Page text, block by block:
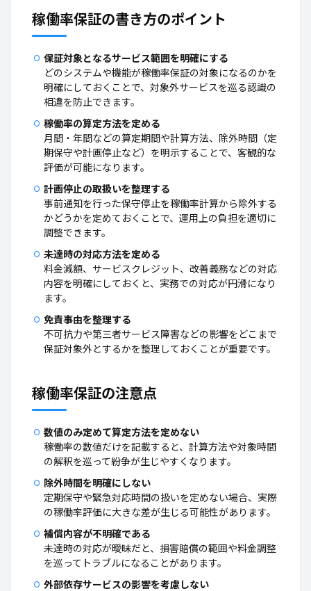
稼働率保証の書き方のポイント
保証対象となるサービス範囲を明確にする
どのシステムや機能が稼働率保証の対象になるのかを
明確にしておくことで、対象外サービスを巡る認識の
相違を防止できます。
稼働率の算定方法を定める
月間・年間などの算定期間や計算方法、除外時間（定
期保守や計画停止など）を明示することで、客観的な
評価が可能になります。
計画停止の取扱いを整理する
事前通知を行った保守停止を稼働率計算から除外する
かどうかを定めておくことで、運用上の負担を適切に
調整できます。
未達時の対応方法を定める
料金減額、サービスクレジット、改善義務などの対応
内容を明確にしておくと、実務での対応が円滑になり
ます。
免責事由を整理する
不可抗力や第三者サービス障害などの影響をどこまで
保証対象外とするかを整理しておくことが重要です。
稼働率保証の注意点
数値のみ定めて算定方法を定めない
稼働率の数値だけを記載すると、計算方法や対象時間
の解釈を巡って紛争が生じやすくなります。
除外時間を明確にしない
定期保守や緊急対応時間の扱いを定めない場合、実際
の稼働率評価に大きな差が生じる可能性があります。
補償内容が不明確である
未達時の対応が曖昧だと、損害賠償の範囲や料金調整
を巡ってトラブルになることがあります。
外部依存サービスの影響を考慮しない